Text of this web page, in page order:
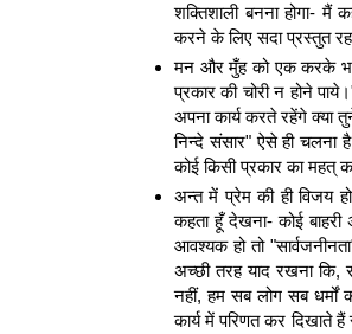
शक्तिशाली बनना होगा- मैं
करने के लिए सदा प्रस्तुत
मन और मुँह को एक करके
प्रकार की चोरी न होने
अपना कार्य करते रहेंगे क्या
निन्दे संसार" ऐसे ही चलना
कोई किसी प्रकार का महत्
अन्त में प्रेम की ही विजय
कहता हूँ देखना- कोई बाहरी
आवश्यक हो तो
अच्छी तरह याद रखना कि,
नहीं, हम सब लोग सब
कार्य में परिणत कर दिखाते